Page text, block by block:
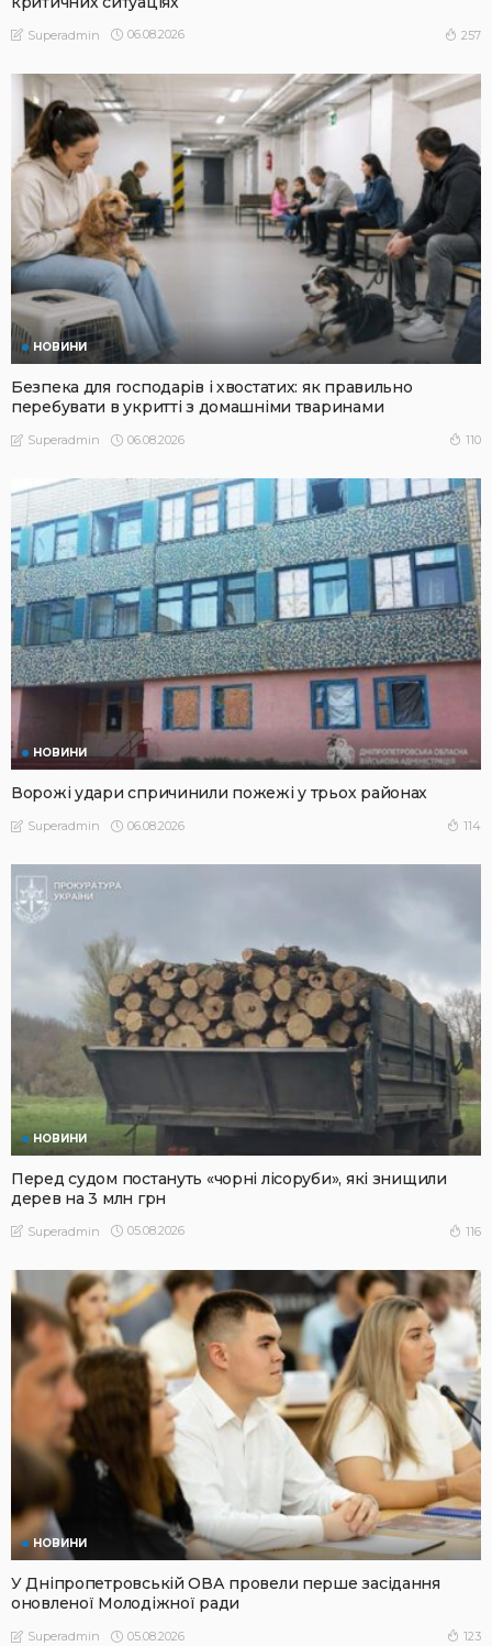
Superadmin 06.08.2026 257
НОВИНИ
Безпека для господарів і хвостатих: як правильно
перебувати в укритті з домашніми тваринами
Superadmin 06.08.2026 110
НОВИНИ
Ворожі удари спричинили пожежі у трьох районах
Superadmin 06.08.2026 114
НОВИНИ
Перед судом постануть «чорні лісоруби», які знищили
дерев на 3 млн грн
Superadmin 05.08.2026 116
НОВИНИ
У Дніпропетровській ОВА провели перше засідання
оновленої Молодіжної ради
Superadmin 05.08.2026 123